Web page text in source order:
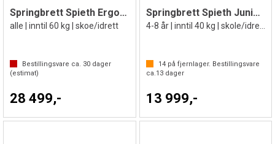
Springbrett Spieth Ergotramp
alle | inntil 60 kg | skoe/idrett
Bestillingsvare ca. 30 dager
(estimat)
28 499,-
Springbrett Spieth Junior Mini
4-8 år | inntil 40 kg | skole/idrett
14på fjernlager. Bestillingsvare
ca.13dager
13 999,-